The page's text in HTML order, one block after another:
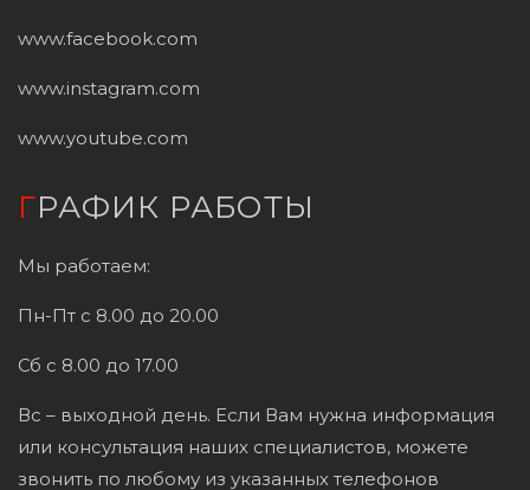
www.facebook.com
www.instagram.com
www.youtube.com
ГРАФИК РАБОТЫ
Мы работаем:
Пн-Пт с 8.00 до 20.00
Сб с 8.00 до 17.00
Вс – выходной день. Если Вам нужна информация
или консультация наших специалистов, можете
звонить по любому из указанных телефонов